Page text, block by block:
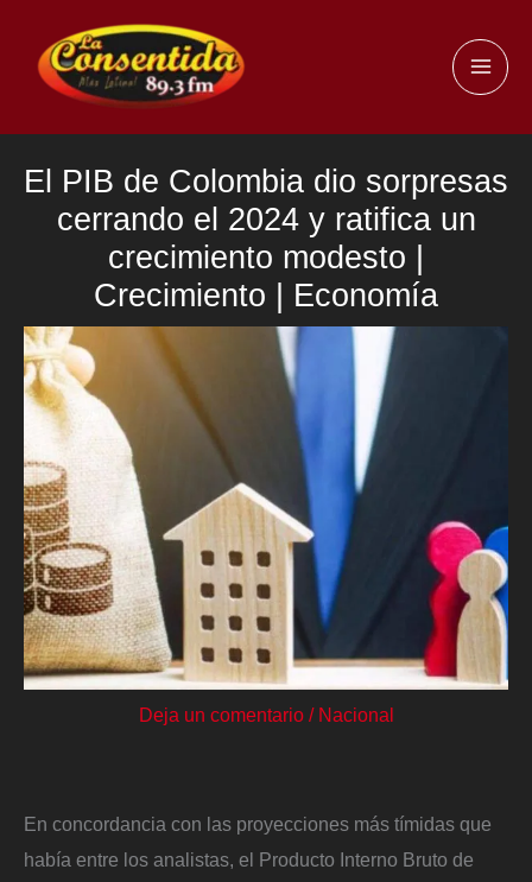
contenido
El PIB de Colombia dio sorpresas
cerrando el 2024 y ratifica un
crecimiento modesto |
Crecimiento | Economía
Deja un comentario / Nacional
En concordancia con las proyecciones más tímidas que
había entre los analistas, el Producto Interno Bruto de